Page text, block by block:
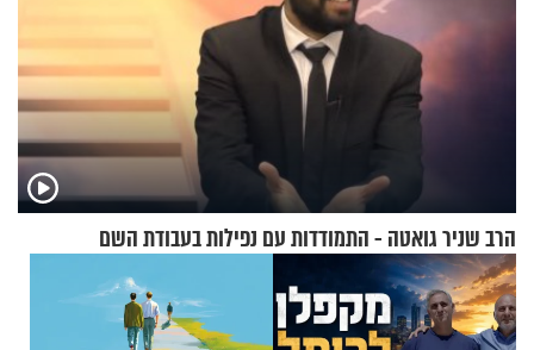
הרב שניר גואטה - התמודדות עם נפילות בעבודת השם